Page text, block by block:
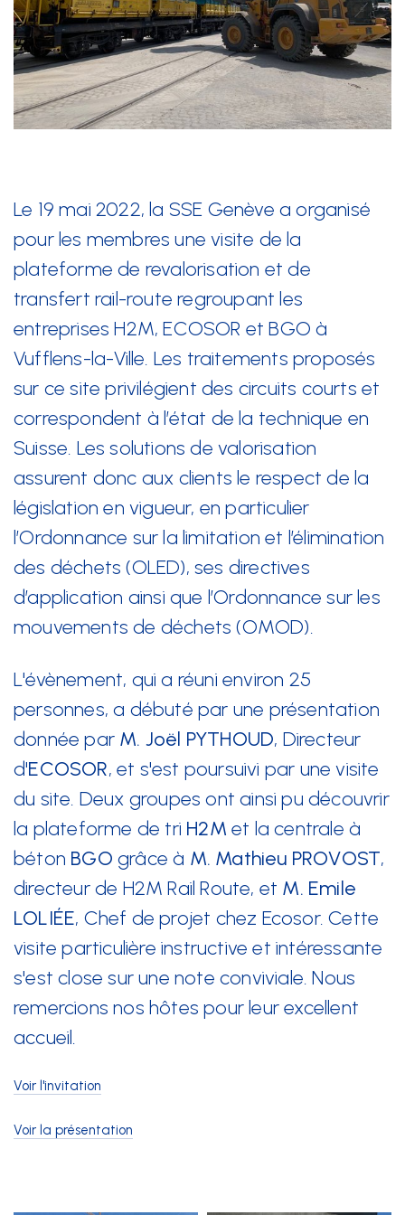
+41 22 949 18 18
sse(at)sse-ge.ch
Formulaire de contact
lundi au jeudi
08:00 - 12:00
13:30 - 17:00
08:00 - 12:00
13:30 - 16:30
Nous suivre
Le 19 mai 2022, la SSE Genève a organisé
pour les membres une visite de la
plateforme de revalorisation et de
transfert rail-route regroupant les
entreprises H2M, ECOSOR et BGO à
Vufflens-la-Ville. Les traitements proposés
sur ce site privilégient des circuits courts et
correspondent à l’état de la technique en
Suisse. Les solutions de valorisation
assurent donc aux clients le respect de la
législation en vigueur, en particulier
l’Ordonnance sur la limitation et l’élimination
des déchets (OLED), ses directives
d’application ainsi que l’Ordonnance sur les
mouvements de déchets (OMOD).
L'évènement, qui a réuni environ 25
personnes, a débuté par une présentation
donnée par M. Joël PYTHOUD, Directeur
d'ECOSOR, et s'est poursuivi par une visite
du site. Deux groupes ont ainsi pu découvrir
la plateforme de tri H2M et la centrale à
béton BGO grâce à M. Mathieu PROVOST,
directeur de H2M Rail Route, et M. Emile
LOLIÉE, Chef de projet chez Ecosor. Cette
visite particulière instructive et intéressante
s'est close sur une note conviviale. Nous
remercions nos hôtes pour leur excellent
accueil.
Voir l'invitation
Voir la présentation